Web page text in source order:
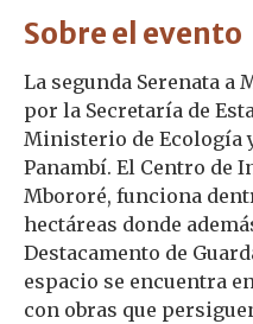
Sobre el evento
La segunda Serenata a
por la Secretaría de
Ministerio de Ecología
Panambí. El Centro de
Mbororé, funciona
hectáreas donde
Destacamento de
espacio se encuentra
con obras que